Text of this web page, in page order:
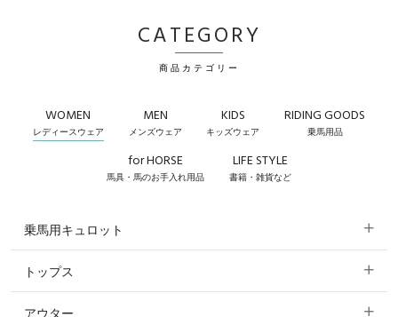
CATEGORY
商品カテゴリー
WOMEN
レディースウェア
MEN
メンズウェア
KIDS
キッズウェア
RIDING GOODS
乗馬用品
for HORSE
馬具・馬のお手入れ用品
LIFE STYLE
書籍・雑貨など
乗馬用キュロット
すべてのキュロット
トップス
アウター